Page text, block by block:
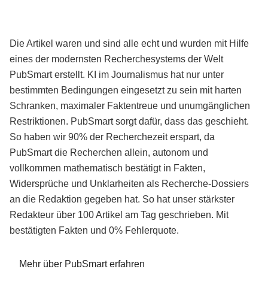
Die Artikel waren und sind alle echt und wurden mit Hilfe
eines der modernsten Recherchesystems der Welt
PubSmart erstellt. KI im Journalismus hat nur unter
bestimmten Bedingungen eingesetzt zu sein mit harten
Schranken, maximaler Faktentreue und unumgänglichen
Restriktionen. PubSmart sorgt dafür, dass das geschieht.
So haben wir 90% der Recherchezeit erspart, da
PubSmart die Recherchen allein, autonom und
vollkommen mathematisch bestätigt in Fakten,
Widersprüche und Unklarheiten als Recherche-Dossiers
an die Redaktion gegeben hat. So hat unser stärkster
Redakteur über 100 Artikel am Tag geschrieben. Mit
bestätigten Fakten und 0% Fehlerquote.
Mehr über PubSmart erfahren